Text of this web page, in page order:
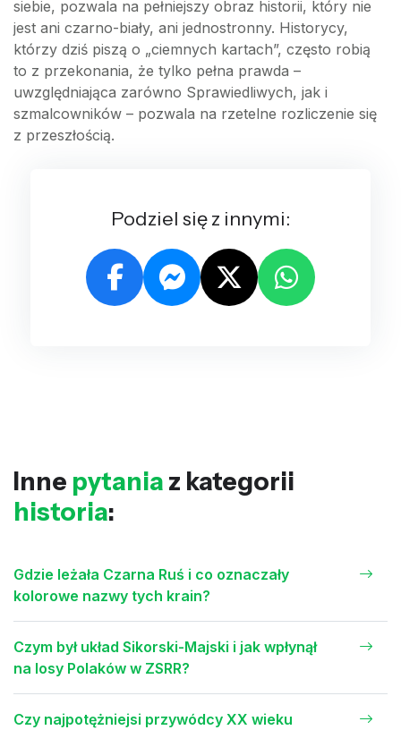
siebie, pozwala na pełniejszy obraz historii, który nie
jest ani czarno-biały, ani jednostronny. Historycy,
którzy dziś piszą o „ciemnych kartach”, często robią
to z przekonania, że tylko pełna prawda –
uwzględniająca zarówno Sprawiedliwych, jak i
szmalcowników – pozwala na rzetelne rozliczenie się
z przeszłością.
Podziel się z innymi:
Inne pytania z kategorii
historia:
Gdzie leżała Czarna Ruś i co oznaczały
kolorowe nazwy tych krain?
Czym był układ Sikorski-Majski i jak wpłynął
na losy Polaków w ZSRR?
Czy najpotężniejsi przywódcy XX wieku